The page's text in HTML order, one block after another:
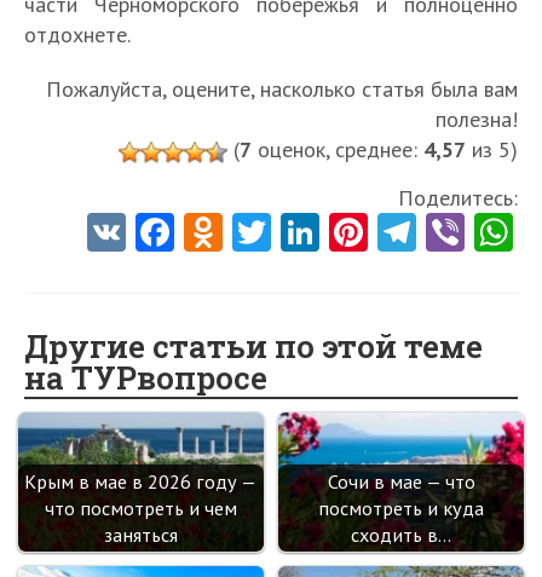
отдохнете.
Пожалуйста, оцените, насколько статья была вам
полезна!
(7 оценок, среднее: 4,57 из 5)
Поделитесь:
V Fa
o
o
k
O
o
kl
as
sn
ik
i
T
er
Li
dI
n
Pi
es
t
Te
a
m
Vi
Другие статьи по этой теме
на ТУРвопросе
Крым в мае в 2026 году —
что посмотреть и чем
заняться
Сочи в мае — что
посмотреть и куда
сходить в…